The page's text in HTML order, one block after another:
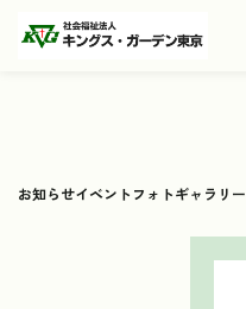
お知らせイベント フォトギャラリー